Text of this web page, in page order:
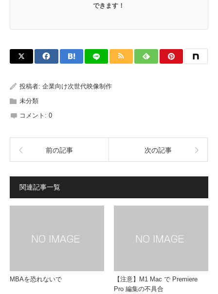
できます！
投稿者: 企業向け次世代映像制作
未分類
コメント: 0
前の記事 次の記事
関連記事一覧
MBAを恐れないで
【注意】M1 Mac で Premiere
Pro 編集の不具合